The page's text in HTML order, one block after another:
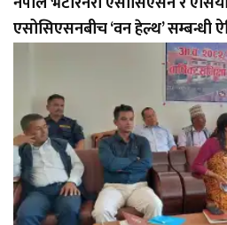
एसोसिएसनबीच ‘वन हेल्थ’ सम्बन्धी